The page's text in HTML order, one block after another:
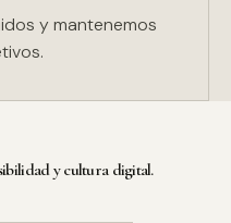
y mantenemos
y cultura digital.